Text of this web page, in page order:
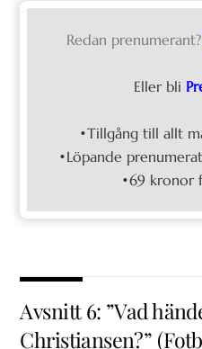
Redan prenumerant?
Eller bli
•Tillgång till allt
•Löpande
•69 kronor
Avsnitt 6: ”Vad
Christiansen?”